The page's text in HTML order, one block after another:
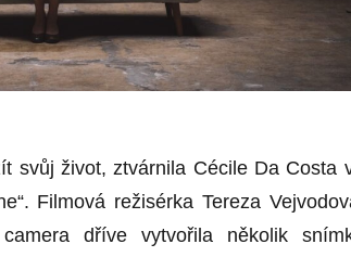
svůj život, ztvárnila Cécile Da Costa
Filmová režisérka Tereza
dříve vytvořila několik